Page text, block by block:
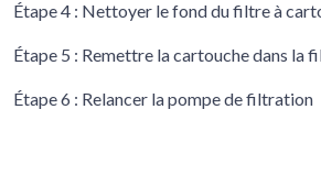
Étape 4 : Nettoyer le fond du filtre à
Étape 5 : Remettre la cartouche dans la
Étape 6 : Relancer la pompe de filtration